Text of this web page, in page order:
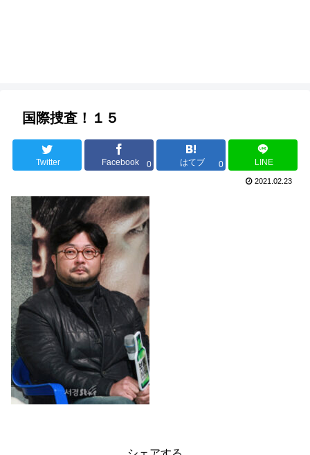
国際捜査！１５
Twitter Facebook 0 はてブ 0 LINE
2021.02.23